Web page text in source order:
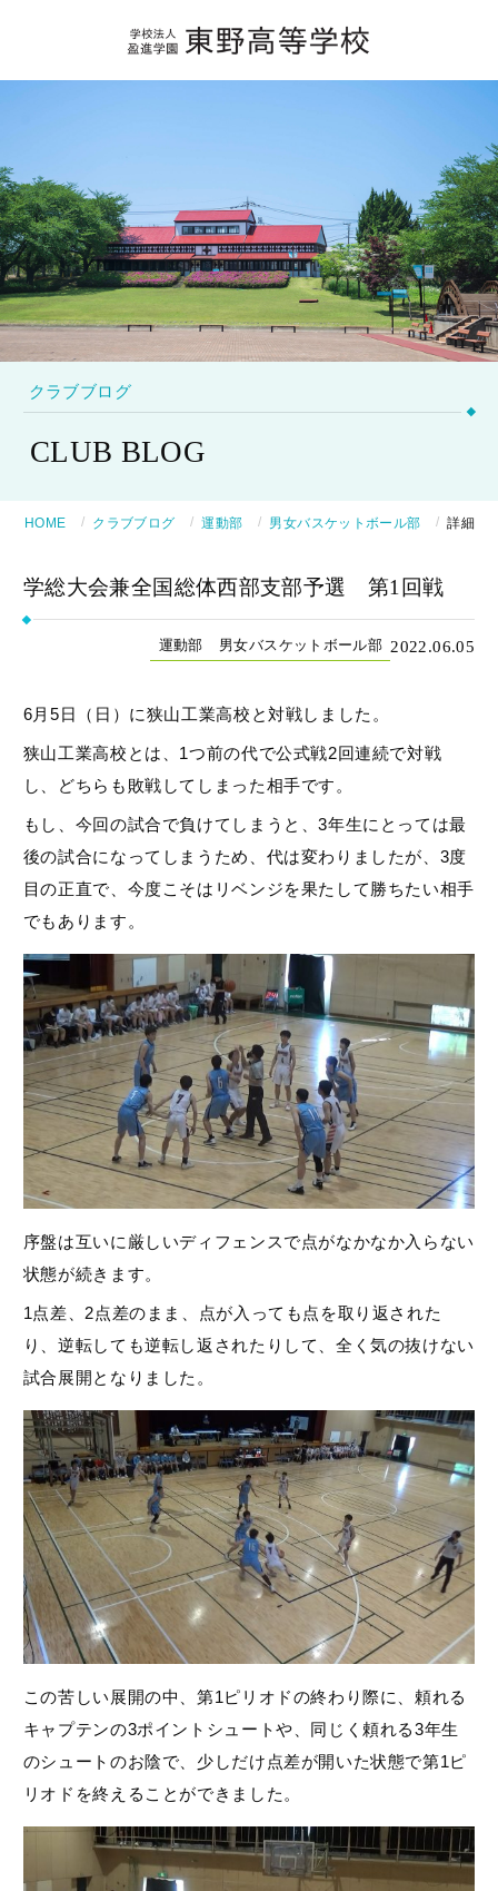
クラブブログ
CLUB BLOG
HOME クラブブログ 運動部 男女バスケットボール部 詳細
学総大会兼全国総体西部支部予選 第1回戦
運動部 男女バスケットボール部 2022.06.05
6月5日（日）に狭山工業高校と対戦しました。
狭山工業高校とは、1つ前の代で公式戦2回連続で対戦
し、どちらも敗戦してしまった相手です。
もし、今回の試合で負けてしまうと、3年生にとっては最
後の試合になってしまうため、代は変わりましたが、3度
目の正直で、今度こそはリベンジを果たして勝ちたい相手
でもあります。
序盤は互いに厳しいディフェンスで点がなかなか入らない
状態が続きます。
1点差、2点差のまま、点が入っても点を取り返された
り、逆転しても逆転し返されたりして、全く気の抜けない
試合展開となりました。
この苦しい展開の中、第1ピリオドの終わり際に、頼れる
キャプテンの3ポイントシュートや、同じく頼れる3年生
のシュートのお陰で、少しだけ点差が開いた状態で第1ピ
リオドを終えることができました。